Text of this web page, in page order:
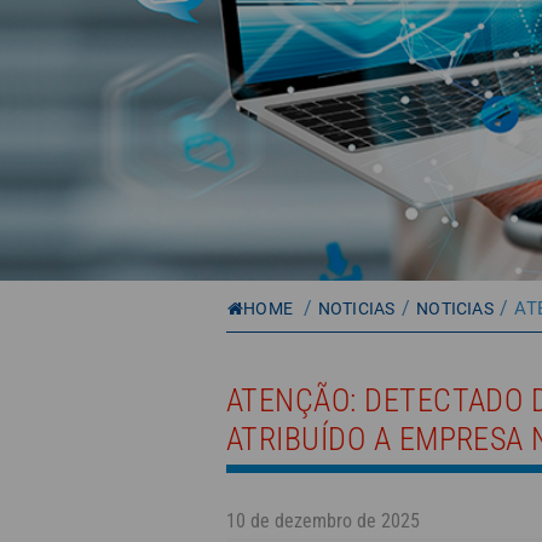
HOME / NOTICIAS / NOTICIAS /
ATENÇÃO: DETECTADO
ATRIBUÍDO A EMPRESA
10 de dezembro de 2025